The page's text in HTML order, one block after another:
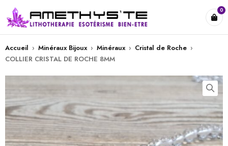
0
Accueil › Minéraux Bijoux › Minéraux › Cristal de Roche ›
COLLIER CRISTAL DE ROCHE 8MM